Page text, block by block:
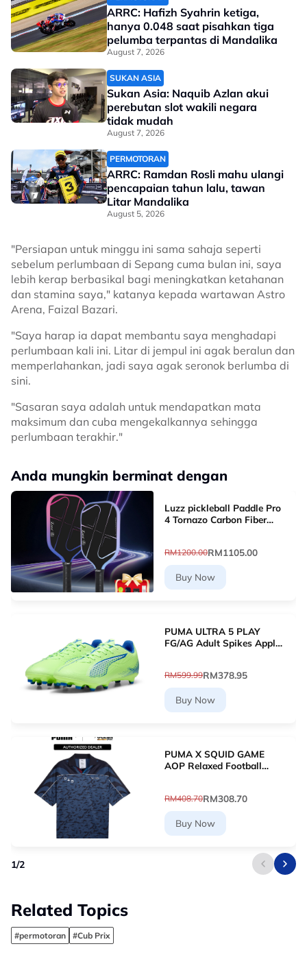
ARRC: Hafizh Syahrin ketiga,
hanya 0.048 saat pisahkan tiga
pelumba terpantas di Mandalika
August 7, 2026
SUKAN ASIA
Sukan Asia: Naquib Azlan akui
perebutan slot wakili negara
tidak mudah
August 7, 2026
PERMOTORAN
ARRC: Ramdan Rosli mahu ulangi
pencapaian tahun lalu, tawan
Litar Mandalika
August 5, 2026
"Persiapan untuk minggu ini sama sahaja seperti
sebelum perlumbaan di Sepang cuma bulan ini, saya
lebih kerap berbasikal bagi meningkatkan ketahanan
dan stamina saya," katanya kepada wartawan Astro
Arena, Faizal Bazari.
"Saya harap ia dapat membantu saya menghadapi
perlumbaan kali ini. Litar di jempul ini agak beralun dan
memperlahankan, jadi saya agak seronok berlumba di
sini.
"Sasaran saya adalah untuk mendapatkan mata
maksimum dan cuba mengekalkannya sehingga
perlumbaan terakhir."
Anda mungkin berminat dengan
Luzz pickleball Paddle Pro
4 Tornazo Carbon Fiber
RM1200.00RM1105.00
Buy Now
PUMA ULTRA 5 PLAY
FG/AG Adult Spikes Apple
RM599.99RM378.95
Buy Now
PUMA X SQUID GAME
AOP Relaxed Football
RM408.70RM308.70
Buy Now
1/2
Related Topics
#permotoran #Cub Prix